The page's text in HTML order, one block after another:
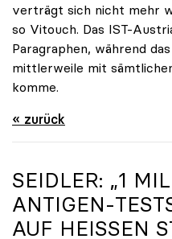
verträgt sich nicht mehr
so Vitouch. Das IST-
Paragraphen, während
mittlerweile mit
komme.
« zurück
SEIDLER: „1
ANTIGEN-
AUF HEISSEN